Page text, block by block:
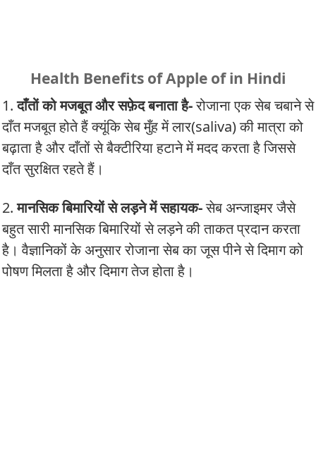
Health Benefits of Apple of in Hindi
1.दाँतों को मजबूत और सफ़ेद बनाता है-रोजाना एक सेब चबाने से
दाँत मजबूत होते हैं क्यूंकि सेब मुँह में लार(saliva) की मात्रा को
बढ़ाता है और दाँतों से बैक्टीरिया हटाने में मदद करता है जिससे
दाँत सुरक्षित रहते हैं।
2.मानसिक बिमारियों से लड़ने में सहायक-सेब अन्जाइमर जैसे
बहुत सारी मानसिक बिमारियों से लड़ने की ताकत प्रदान करता
है। वैज्ञानिकों के अनुसार रोजाना सेब का जूस पीने से दिमाग को
पोषण मिलता है और दिमाग तेज होता है।